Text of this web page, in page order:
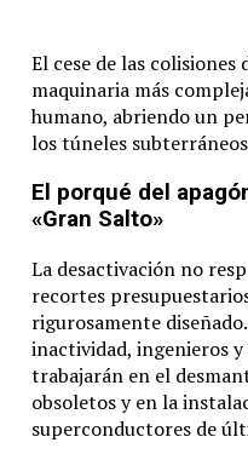
El cese de las
maquinaria más
humano, abriendo un
los túneles
El porqué del
«Gran Salto»
La desactivación no
recortes
rigurosamente
inactividad, ingenieros
trabajarán en el
obsoletos y en la
superconductores de